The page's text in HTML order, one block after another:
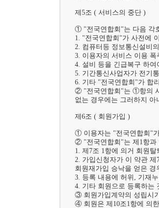
제5조 ( 서비스의 중단 )
① "전국연합회"는 다음 각
1. "전국연합회"가 사전에
2. 컴퓨터등 정보통신설비
3. 이용자의 서비스 이용
4. 설비 등을 긴급복구 하여
5. 기간통신사업자가 전기
6. 기타 "전국연합회"가 합
② "전국연합회"는 ①항의 사
없는 경우에는 그러하지 아
제6조 ( 회원가입 )
① 이용자는 "전국연합회"
② "전국연합회"는 제1항과
1. 제7조 1항에 의거 회원
2. 가입신청자가 이 약관
회원재가입 승낙을 얻은 경
3. 등록 내용에 허위, 기재
4. 기타 회원으로 등록하는
③ 회원가입계약의 성립시
④ 회원은 제10조1항에 의